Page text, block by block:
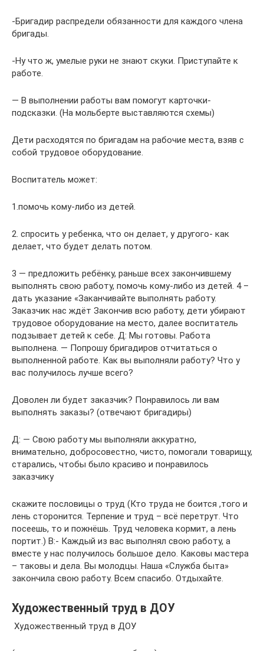
-Бригадир распредели обязанности для каждого члена
бригады.
-Ну что ж, умелые руки не знают скуки. Приступайте к
работе.
— В выполнении работы вам помогут карточки-
подсказки. (На мольберте выставляются схемы)
Дети расходятся по бригадам на рабочие места, взяв с
собой трудовое оборудование.
Воспитатель может:
1.помочь кому-либо из детей.
2. спросить у ребенка, что он делает, у другого- как
делает, что будет делать потом.
3 — предложить ребёнку, раньше всех закончившему
выполнять свою работу, помочь кому-либо из детей. 4 –
дать указание «Заканчивайте выполнять работу.
Заказчик нас ждёт Закончив всю работу, дети убирают
трудовое оборудование на место, далее воспитатель
подзывает детей к себе. Д: Мы готовы. Работа
выполнена. — Попрошу бригадиров отчитаться о
выполненной работе. Как вы выполняли работу? Что у
вас получилось лучше всего?
Доволен ли будет заказчик? Понравилось ли вам
выполнять заказы? (отвечают бригадиры)
Д: — Свою работу мы выполняли аккуратно,
внимательно, добросовестно, чисто, помогали товарищу,
старались, чтобы было красиво и понравилось
заказчику
скажите пословицы о труд (Кто труда не боится ,того и
лень сторонится. Терпение и труд – всё перетрут. Что
посеешь, то и пожнёшь. Труд человека кормит, а лень
портит.) В:- Каждый из вас выполнял свою работу, а
вместе у нас получилось большое дело. Каковы мастера
– таковы и дела. Вы молодцы. Наша «Служба быта»
закончила свою работу. Всем спасибо. Отдыхайте.
Художественный труд в ДОУ
Художественный труд в ДОУ